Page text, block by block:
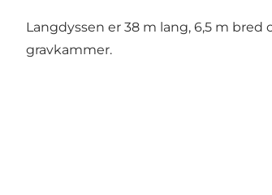
Langdyssen er 38 m lang, 6,5 m
gravkammer.